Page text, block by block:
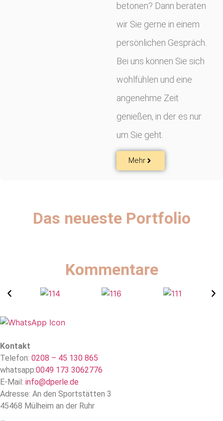
betonen? Dann beraten
wir Sie gerne in einem
persönlichen Gespräch.
Bei uns können Sie sich
wohlfühlen und eine
angenehme Zeit
genießen, in der es nur
um Sie geht.
Mehr
Das neueste Portfolio
Kommentare
Kontakt
Telefon: 0208 – 45 130 865
whatsapp:0049 173 3062776
E-Mail: info@dperle.de
Adresse: An den Sportstätten 3
45468 Mülheim an der Ruhr